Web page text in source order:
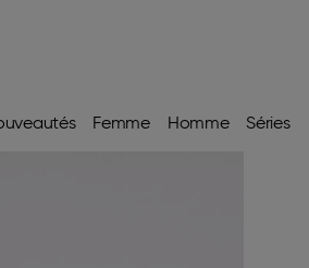
Femme Homme Séries